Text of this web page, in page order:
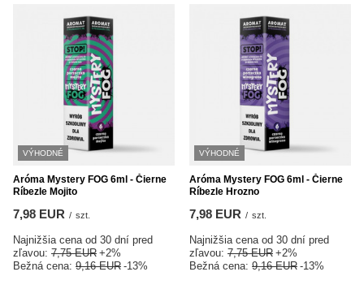
VÝHODNÉ
Aróma Mystery FOG 6ml - Čierne
Ríbezle Mojito
7,98 EUR / szt.
Najnižšia cena od 30 dní pred
zľavou: 7,75 EUR +2%
Bežná cena: 9,16 EUR -13%
VÝHODNÉ
Aróma Mystery FOG 6ml - Čierne
Ríbezle Hrozno
7,98 EUR / szt.
Najnižšia cena od 30 dní pred
zľavou: 7,75 EUR +2%
Bežná cena: 9,16 EUR -13%